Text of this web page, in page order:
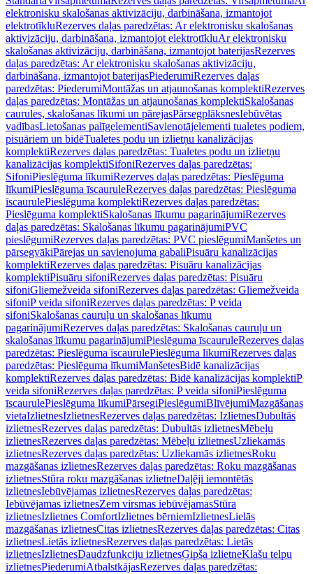
elektronisku skalošanas aktivizāciju, darbināšana, izmantojot
elektrotīkluRezerves daļas paredzētas: Ar elektronisku skalošanas
aktivizāciju, darbināšana, izmantojot elektrotīkluAr elektronisku
skalošanas aktivizāciju, darbināšana, izmantojot baterijasRezerves
daļas paredzētas: Ar elektronisku skalošanas aktivizāciju,
darbināšana, izmantojot baterijasPiederumiRezerves daļas
paredzētas: PiederumiMontāžas un atjaunošanas komplektiRezerves
daļas paredzētas: Montāžas un atjaunošanas komplektiSkalošanas
caurules, skalošanas līkumi un pārejasPārsegplāksnesIebūvētas
vadībasLietošanas palīgelementiSavienotājelementi tualetes podiem,
pisuāriem un bidēTualetes podu un izlietņu kanalizācijas
komplektiRezerves daļas paredzētas: Tualetes podu un izlietņu
kanalizācijas komplektiSifoniRezerves daļas paredzētas:
SifoniPieslēguma līkumiRezerves daļas paredzētas: Pieslēguma
līkumiPieslēguma īscauruleRezerves daļas paredzētas: Pieslēguma
īscaurulePieslēguma komplektiRezerves daļas paredzētas:
Pieslēguma komplektiSkalošanas līkumu pagarinājumiRezerves
daļas paredzētas: Skalošanas līkumu pagarinājumiPVC
pieslēgumiRezerves daļas paredzētas: PVC pieslēgumiManšetes un
pārsegvākiPārejas un savienojuma gabaliPisuāru kanalizācijas
komplektiRezerves daļas paredzētas: Pisuāru kanalizācijas
komplektiPisuāru sifoniRezerves daļas paredzētas: Pisuāru
sifoniGliemežveida sifoniRezerves daļas paredzētas: Gliemežveida
sifoniP veida sifoniRezerves daļas paredzētas: P veida
sifoniSkalošanas cauruļu un skalošanas līkumu
pagarinājumiRezerves daļas paredzētas: Skalošanas cauruļu un
skalošanas līkumu pagarinājumiPieslēguma īscauruleRezerves daļas
paredzētas: Pieslēguma īscaurulePieslēguma līkumiRezerves daļas
paredzētas: Pieslēguma līkumiManšetesBidē kanalizācijas
komplektiRezerves daļas paredzētas: Bidē kanalizācijas komplektiP
veida sifoniRezerves daļas paredzētas: P veida sifoniPieslēguma
īscaurulePieslēguma līkumiPārsegiPieslēgumiBlīvējumiMazgāšanas
vietaIzlietnesIzlietnesRezerves daļas paredzētas: IzlietnesDubultās
izlietnesRezerves daļas paredzētas: Dubultās izlietnesMēbeļu
izlietnesRezerves daļas paredzētas: Mēbeļu izlietnesUzliekamās
izlietnesRezerves daļas paredzētas: Uzliekamās izlietnesRoku
mazgāšanas izlietnesRezerves daļas paredzētas: Roku mazgāšanas
izlietnesStūra roku mazgāšanas izlietneDaļēji iemontētās
izlietnesIebūvējamas izlietnesRezerves daļas paredzētas:
Iebūvējamas izlietnesZem virsmas iebūvējamasStūra
izlietnesIzlietnes ComfortIzlietnes bērniemIzlietnesLielās
mazgāšanas izlietnesCitas izlietnesRezerves daļas paredzētas: Citas
izlietnesLietās izlietnesRezerves daļas paredzētas: Lietās
izlietnesIzlietnesDaudzfunkciju izlietnesĢipša izlietneKlašu telpu
izlietnesPiederumiAtbalstkājasRezerves daļas paredzētas: